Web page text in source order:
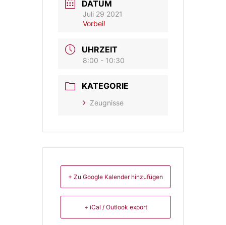
DATUM
Juli 29 2021
Vorbei!
UHRZEIT
8:00 - 10:30
KATEGORIE
Zeugnisse
+ Zu Google Kalender hinzufügen
+ iCal / Outlook export